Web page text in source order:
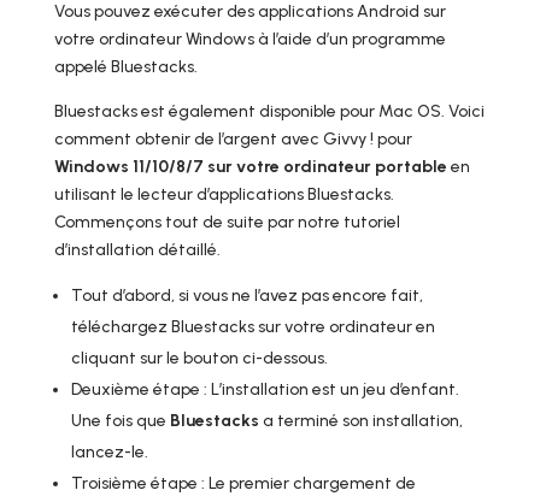
Vous pouvez exécuter des applications Android sur
votre ordinateur Windows à l’aide d’un programme
appelé Bluestacks.
Bluestacks est également disponible pour Mac OS. Voici
comment obtenir de l’argent avec Givvy ! pour
Windows 11/10/8/7 sur votre ordinateur portable en
utilisant le lecteur d’applications Bluestacks.
Commençons tout de suite par notre tutoriel
d’installation détaillé.
Tout d’abord, si vous ne l’avez pas encore fait,
téléchargez Bluestacks sur votre ordinateur en
cliquant sur le bouton ci-dessous.
Deuxième étape : L’installation est un jeu d’enfant.
Une fois que Bluestacks a terminé son installation,
lancez-le.
Troisième étape : Le premier chargement de